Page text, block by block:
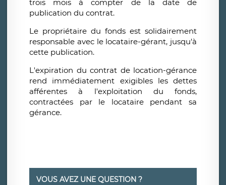
trois mois à compter de la date de
publication du contrat.
Le propriétaire du fonds est solidairement
responsable avec le locataire-gérant, jusqu'à
cette publication.
L'expiration du contrat de location-gérance
rend immédiatement exigibles les dettes
afférentes à l'exploitation du fonds,
contractées par le locataire pendant sa
gérance.
VOUS AVEZ UNE QUESTION ?